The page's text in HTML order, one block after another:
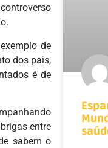
de
dos pais,
é de
entre
sabem o